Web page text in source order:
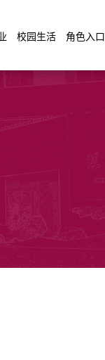
校园生活 角色入口